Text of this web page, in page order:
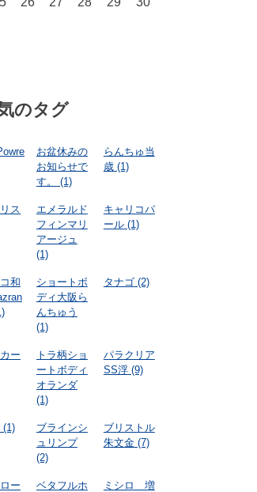
のタグ
お盆休みの
お知らせで
す。
(1)
らんちゅ当
歳(1)
ス
エメラルド
フィンマリ
アージュ
(1)
キャリコパ
ール(1)
和
ショートボ
ディ大阪ら
んちゅう
(1)
タナゴ(2)
ー
トラ柄ショ
ートボディ
オランダ
(1)
パラクリア
SS浮(9)
(1)
ブラインシ
ュリンプ
(2)
ブリストル
朱文金(7)
ー
ベタフルホ
ミシロ 増